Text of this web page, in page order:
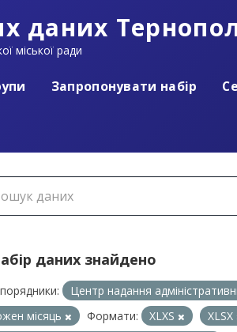
даних
міської ради
Запропонувати набір
даних знайдено
Центр надання
місяць
Формати: XLXS XLSX